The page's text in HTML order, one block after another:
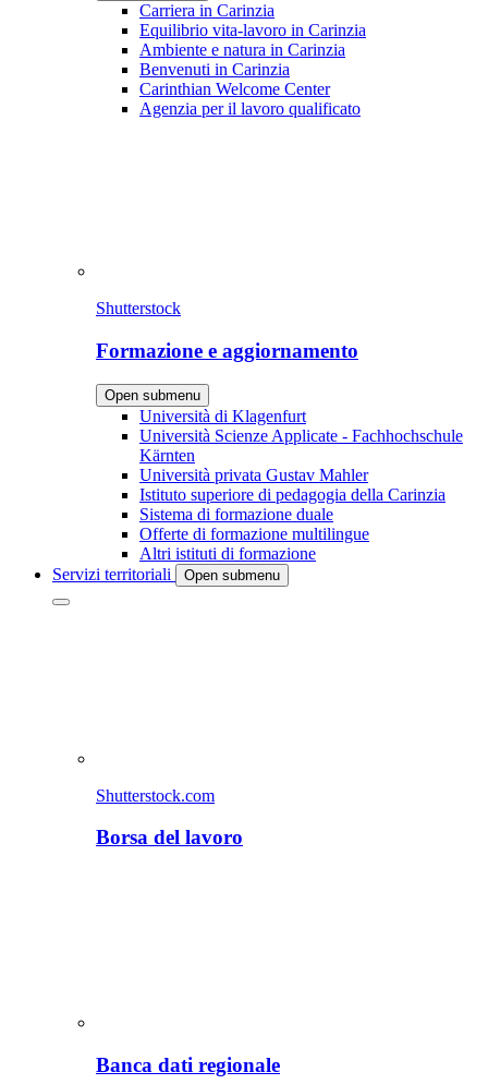
Carriera in Carinzia
Equilibrio vita-lavoro in Carinzia
Ambiente e natura in Carinzia
Benvenuti in Carinzia
Carinthian Welcome Center
Agenzia per il lavoro qualificato
Shutterstock
Formazione e aggiornamento
Open submenu
Università di Klagenfurt
Università Scienze Applicate - Fachhochschule
Kärnten
Università privata Gustav Mahler
Istituto superiore di pedagogia della Carinzia
Sistema di formazione duale
Offerte di formazione multilingue
Altri istituti di formazione
Servizi territoriali
Open submenu
Shutterstock.com
Borsa del lavoro
Banca dati regionale